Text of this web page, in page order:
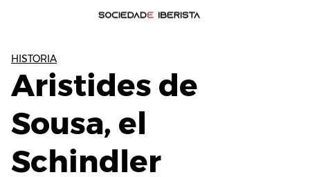
HISTORIA
Aristides de
Sousa, el
Schindler